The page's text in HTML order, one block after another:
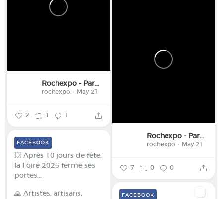
Rochexpo - Parc des Expositions de la Haute-Savoie
rochexpo May 21
2
Rochexpo - Parc des Expositions de la Haute-Savoie
rochexpo May 21
7 0 0
💥 Après 10 jours de fête,
la Foire 2026 ferme ses
portes...
🙏 Artistes, artisans,
FACEBOOK
FACEBOOK